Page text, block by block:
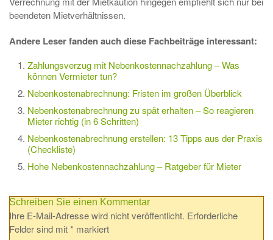
beendeten Mietverhältnissen.
Andere Leser fanden auch diese Fachbeiträge interessant:
Zahlungsverzug mit Nebenkostennachzahlung – Was
können Vermieter tun?
Nebenkostenabrechnung: Fristen im großen Überblick
Nebenkostenabrechnung zu spät erhalten – So reagieren
Mieter richtig (in 6 Schritten)
Nebenkostenabrechnung erstellen: 13 Tipps aus der Praxis
(Checkliste)
Hohe Nebenkostennachzahlung – Ratgeber für Mieter
Schreiben Sie einen Kommentar
Ihre E-Mail-Adresse wird nicht veröffentlicht. Erforderliche
Felder sind mit* markiert